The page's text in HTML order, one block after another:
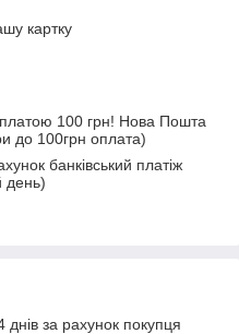
картку
100 грн! Нова Пошта
до 100грн оплата)
банківський платіж
день)
за рахунок покупця